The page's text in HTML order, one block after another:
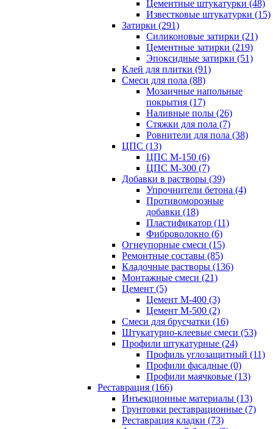
Цементные штукатурки (48)
Известковые штукатурки (15)
Затирки (291)
Силиконовые затирки (21)
Цементные затирки (219)
Эпоксидные затирки (51)
Клей для плитки (91)
Смеси для пола (88)
Мозаичные напольные
покрытия (17)
Наливные полы (26)
Стяжки для пола (7)
Ровнители для пола (38)
ЦПС (13)
ЦПС М-150 (6)
ЦПС М-300 (7)
Добавки в растворы (39)
Упрочнители бетона (4)
Противоморозные
добавки (18)
Пластификатор (11)
Фиброволокно (6)
Огнеупорные смеси (15)
Ремонтные составы (85)
Кладочные растворы (136)
Монтажные смеси (21)
Цемент (5)
Цемент М-400 (3)
Цемент М-500 (2)
Смеси для брусчатки (16)
Штукатурно-клеевые смеси (53)
Профили штукатурные (24)
Профиль углозащитный (11)
Профили фасадные (0)
Профили маячковые (13)
Реставрация (166)
Инъекционные материалы (13)
Грунтовки реставрационные (7)
Реставрация кладки (73)